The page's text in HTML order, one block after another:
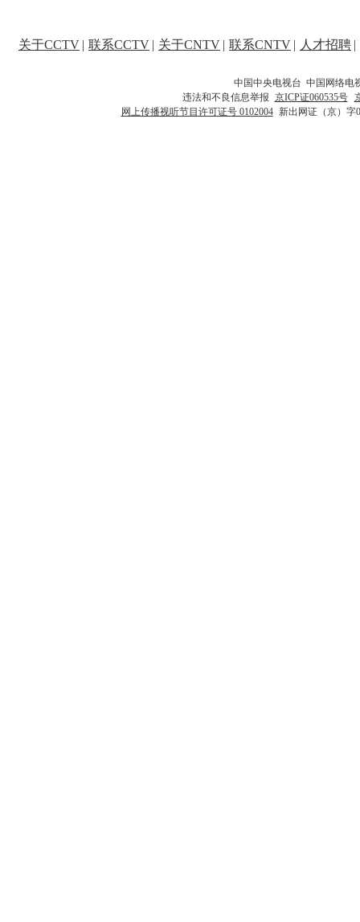
关于CCTV | 联系CCTV | 关于CNTV | 联系CNTV | 人才招聘 |
中国中央电视台 中国网络电
违法和不良信息举报 京ICP证060535号
网上传播视听节目许可证号 0102004 新出网证（京）